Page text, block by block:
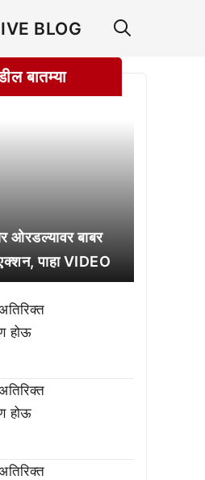
BLOG
बातम्या
ओरडल्यावर बाबर
पाहा VIDEO
होऊ
होऊ